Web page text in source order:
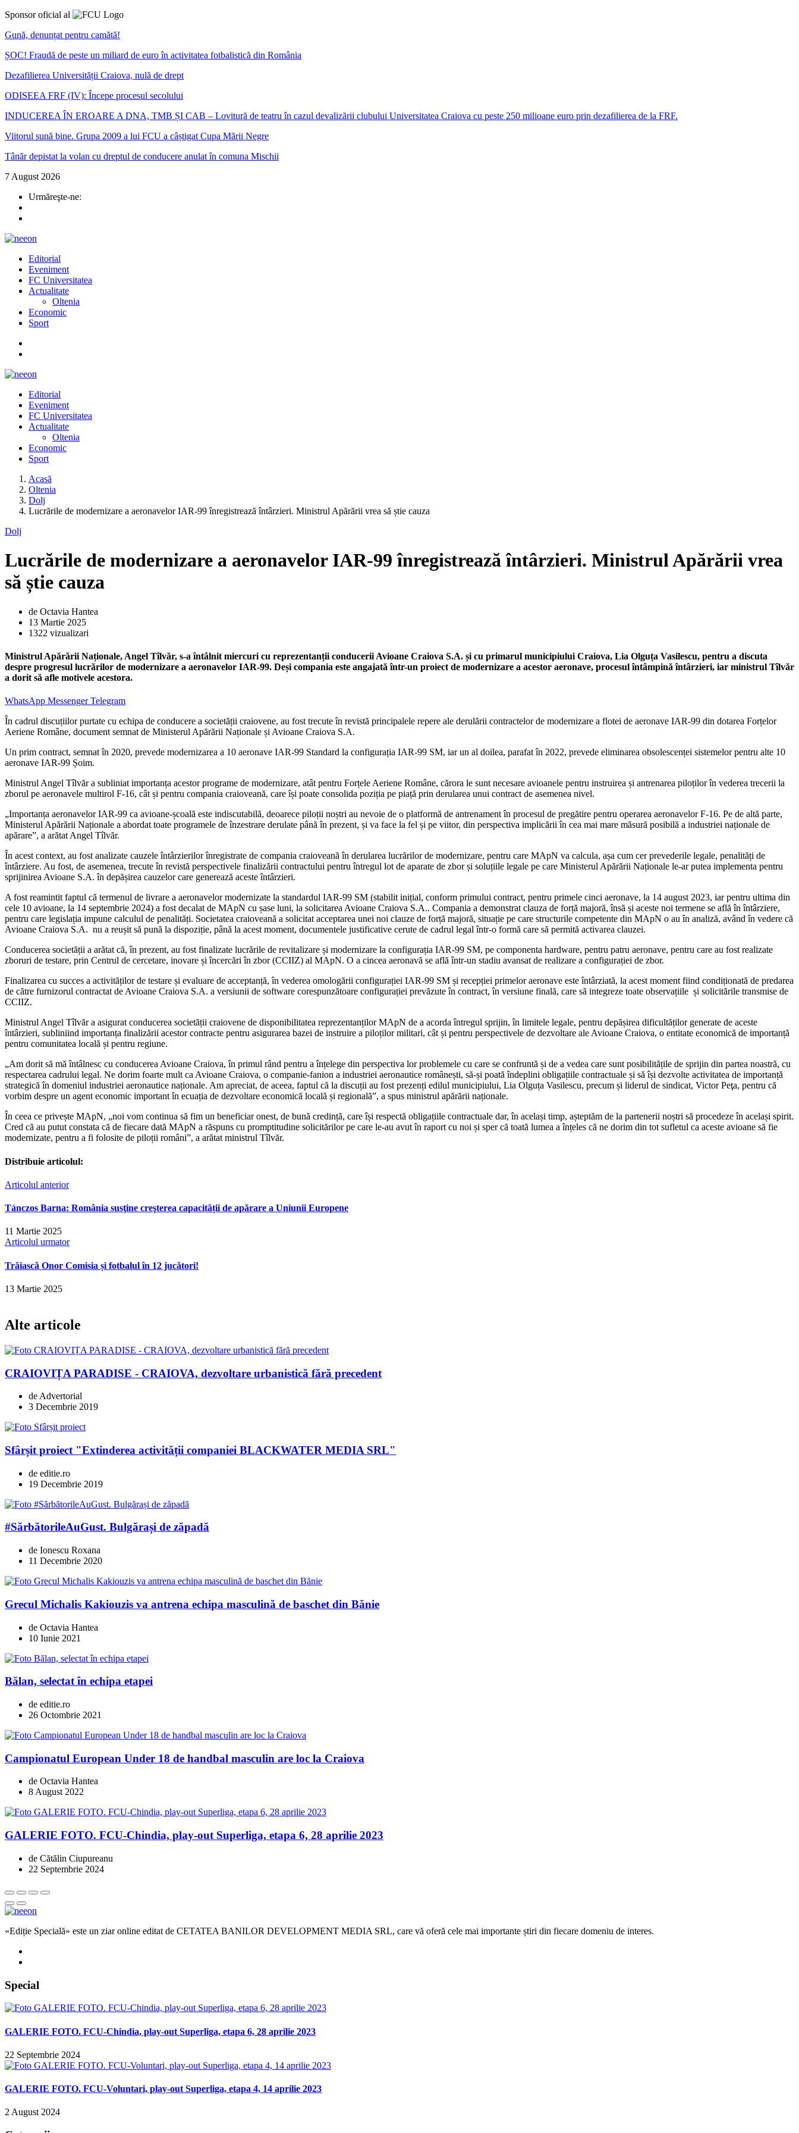
Sponsor oficial al
Gună, denunțat pentru camătă!
ȘOC! Fraudă de peste un miliard de euro în activitatea fotbalistică din România
Dezafilierea Universității Craiova, nulă de drept
ODISEEA FRF (IV): Începe procesul secolului
INDUCEREA ÎN EROARE A DNA, TMB ȘI CAB – Lovitură de teatru în cazul devalizării clubului Universitatea Craiova cu peste 250 milioane euro prin dezafilierea de la FRF.
Viitorul sună bine. Grupa 2009 a lui FCU a câștigat Cupa Mării Negre
Tânăr depistat la volan cu dreptul de conducere anulat în comuna Mischii
7 August 2026
Urmăreşte-ne:
Editorial
Eveniment
FC Universitatea
Actualitate
Oltenia
Economic
Sport
Editorial
Eveniment
FC Universitatea
Actualitate
Oltenia
Economic
Sport
Acasă
Oltenia
Dolj
Lucrările de modernizare a aeronavelor IAR-99 înregistrează întârzieri. Ministrul Apărării vrea să știe cauza
Dolj
Lucrările de modernizare a aeronavelor IAR-99 înregistrează întârzieri. Ministrul Apărării vrea
să știe cauza
de Octavia Hantea
13 Martie 2025
1322 vizualizari
Ministrul Apărării Naționale, Angel Tîlvăr, s-a întâlnit miercuri cu reprezentanții conducerii Avioane Craiova S.A. și cu primarul municipiului Craiova, Lia Olguța Vasilescu, pentru a discuta
despre progresul lucrărilor de modernizare a aeronavelor IAR-99. Deși compania este angajată într-un proiect de modernizare a acestor aeronave, procesul întâmpină întârzieri, iar ministrul Tîlvăr
a dorit să afle motivele acestora.
WhatsApp MessengerTelegram
În cadrul discuțiilor purtate cu echipa de conducere a societății craiovene, au fost trecute în revistă principalele repere ale derulării contractelor de modernizare a flotei de aeronave IAR-99 din dotarea Forțelor
Aeriene Române, document semnat de Ministerul Apărării Naționale și Avioane Craiova S.A.
Un prim contract, semnat în 2020, prevede modernizarea a 10 aeronave IAR-99 Standard la configurația IAR-99 SM, iar un al doilea, parafat în 2022, prevede eliminarea obsolescenței sistemelor pentru alte 10
aeronave IAR-99 Șoim.
Ministrul Angel Tîlvăr a subliniat importanța acestor programe de modernizare, atât pentru Forțele Aeriene Române, cărora le sunt necesare avioanele pentru instruirea și antrenarea piloților în vederea trecerii la
zborul pe aeronavele multirol F-16, cât și pentru compania craioveană, care își poate consolida poziția pe piață prin derularea unui contract de asemenea nivel.
„Importanța aeronavelor IAR-99 ca avioane-școală este indiscutabilă, deoarece piloții noștri au nevoie de o platformă de antrenament în procesul de pregătire pentru operarea aeronavelor F-16. Pe de altă parte,
Ministerul Apărării Naționale a abordat toate programele de înzestrare derulate până în prezent, și va face la fel și pe viitor, din perspectiva implicării în cea mai mare măsură posibilă a industriei naționale de
apărare”, a arătat Angel Tîlvăr.
În acest context, au fost analizate cauzele întârzierilor înregistrate de compania craioveană în derularea lucrărilor de modernizare, pentru care MApN va calcula, așa cum cer prevederile legale, penalități de
întârziere. Au fost, de asemenea, trecute în revistă perspectivele finalizării contractului pentru întregul lot de aparate de zbor și soluțiile legale pe care Ministerul Apărării Naționale le-ar putea implementa pentru
sprijinirea Avioane S.A. în depășirea cauzelor care generează aceste întârzieri.
A fost reamintit faptul că termenul de livrare a aeronavelor modernizate la standardul IAR-99 SM (stabilit inițial, conform primului contract, pentru primele cinci aeronave, la 14 august 2023, iar pentru ultima din
cele 10 avioane, la 14 septembrie 2024) a fost decalat de MApN cu șase luni, la solicitarea Avioane Craiova S.A.. Compania a demonstrat clauza de forță majoră, însă și aceste noi termene se află în întârziere,
pentru care legislația impune calculul de penalități. Societatea craioveană a solicitat acceptarea unei noi clauze de forță majoră, situație pe care structurile competente din MApN o au în analiză, având în vedere că
Avioane Craiova S.A. nu a reușit să pună la dispoziție, până la acest moment, documentele justificative cerute de cadrul legal într-o formă care să permită activarea clauzei.
Conducerea societății a arătat că, în prezent, au fost finalizate lucrările de revitalizare și modernizare la configurația IAR-99 SM, pe componenta hardware, pentru patru aeronave, pentru care au fost realizate
zboruri de testare, prin Centrul de cercetare, inovare și încercări în zbor (CCIIZ) al MApN. O a cincea aeronavă se află într-un stadiu avansat de realizare a configurației de zbor.
Finalizarea cu succes a activităților de testare și evaluare de acceptanță, în vederea omologării configurației IAR-99 SM și recepției primelor aeronave este întârziată, la acest moment fiind condiționată de predarea
de către furnizorul contractat de Avioane Craiova S.A. a versiunii de software corespunzătoare configurației prevăzute în contract, în versiune finală, care să integreze toate observațiile și solicitările transmise de
CCIIZ.
Ministrul Angel Tîlvăr a asigurat conducerea societății craiovene de disponibilitatea reprezentanților MApN de a acorda întregul sprijin, în limitele legale, pentru depășirea dificultăților generate de aceste
întârzieri, subliniind importanța finalizării acestor contracte pentru asigurarea bazei de instruire a piloților militari, cât și pentru perspectivele de dezvoltare ale Avioane Craiova, o entitate economică de importanță
pentru comunitatea locală și pentru regiune.
„Am dorit să mă întâlnesc cu conducerea Avioane Craiova, în primul rând pentru a înțelege din perspectiva lor problemele cu care se confruntă și de a vedea care sunt posibilitățile de sprijin din partea noastră, cu
respectarea cadrului legal. Ne dorim foarte mult ca Avioane Craiova, o companie-fanion a industriei aeronautice românești, să-și poată îndeplini obligațiile contractuale și să își dezvolte activitatea de importanță
strategică în domeniul industriei aeronautice naționale. Am apreciat, de aceea, faptul că la discuții au fost prezenți edilul municipiului, Lia Olguța Vasilescu, precum și liderul de sindicat, Victor Peţa, pentru că
vorbim despre un agent economic important în ecuația de dezvoltare economică locală și regională”, a spus ministrul apărării naționale.
În ceea ce privește MApN, „noi vom continua să fim un beneficiar onest, de bună credință, care își respectă obligațiile contractuale dar, în același timp, așteptăm de la partenerii noștri să procedeze în același spirit.
Cred că au putut constata că de fiecare dată MApN a răspuns cu promptitudine solicitărilor pe care le-au avut în raport cu noi și sper că toată lumea a înțeles că ne dorim din tot sufletul ca aceste avioane să fie
modernizate, pentru a fi folosite de piloții români”, a arătat ministrul Tîlvăr.
Distribuie articolul:
Articolul anterior
Tánczos Barna: România susţine creşterea capacității de apărare a Uniunii Europene
11 Martie 2025
Articolul urmator
Trăiască Onor Comisia și fotbalul în 12 jucători!
13 Martie 2025
Alte articole
CRAIOVIȚA PARADISE - CRAIOVA, dezvoltare urbanistică fără precedent
de Advertorial
3 Decembrie 2019
Sfârșit proiect "Extinderea activității companiei BLACKWATER MEDIA SRL"
de editie.ro
19 Decembrie 2019
#SărbătorileAuGust. Bulgărași de zăpadă
de Ionescu Roxana
11 Decembrie 2020
Grecul Michalis Kakiouzis va antrena echipa masculină de baschet din Bănie
de Octavia Hantea
10 Iunie 2021
Bălan, selectat în echipa etapei
de editie.ro
26 Octombrie 2021
Campionatul European Under 18 de handbal masculin are loc la Craiova
de Octavia Hantea
8 August 2022
GALERIE FOTO. FCU-Chindia, play-out Superliga, etapa 6, 28 aprilie 2023
de Cătălin Ciupureanu
22 Septembrie 2024
«Ediție Specială» este un ziar online editat de CETATEA BANILOR DEVELOPMENT MEDIA SRL, care vă oferă cele mai importante știri din fiecare domeniu de interes.
Special
GALERIE FOTO. FCU-Chindia, play-out Superliga, etapa 6, 28 aprilie 2023
22 Septembrie 2024
GALERIE FOTO. FCU-Voluntari, play-out Superliga, etapa 4, 14 aprilie 2023
2 August 2024